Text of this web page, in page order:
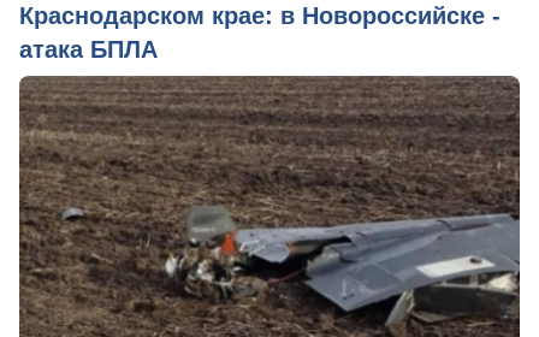
Краснодарском крае: в Новороссийске -
атака БПЛА